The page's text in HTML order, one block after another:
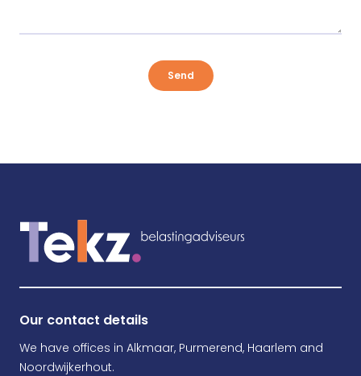
Send
Our contact details
We have offices in Alkmaar, Purmerend, Haarlem and
Noordwijkerhout.